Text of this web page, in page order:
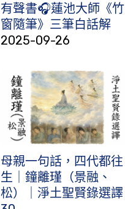
有聲書🎧蓮池大師《竹
窗隨筆》三筆白話解
2025-09-26
母親一句話，四代都往
生｜鐘離瑾（景融、
松）｜淨土聖賢錄選譯